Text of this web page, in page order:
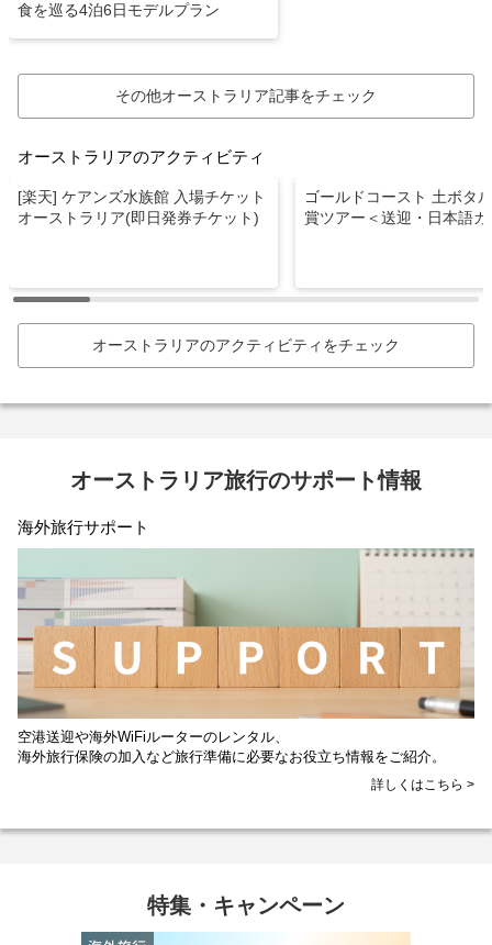
食を巡る4泊6日モデルプラン
その他オーストラリア記事をチェック
オーストラリアのアクティビティ
[楽天] ケアンズ水族館 入場チケット
オーストラリア(即日発券チケット)
ゴールドコースト 土ボタ
賞ツアー＜送迎・日本語
オーストラリアのアクティビティをチェック
オーストラリア旅行のサポート情報
海外旅行サポート
空港送迎や海外WiFiルーターのレンタル、
海外旅行保険の加入など旅行準備に必要なお役立ち情報をご紹介。
詳しくはこちら >
特集・キャンペーン